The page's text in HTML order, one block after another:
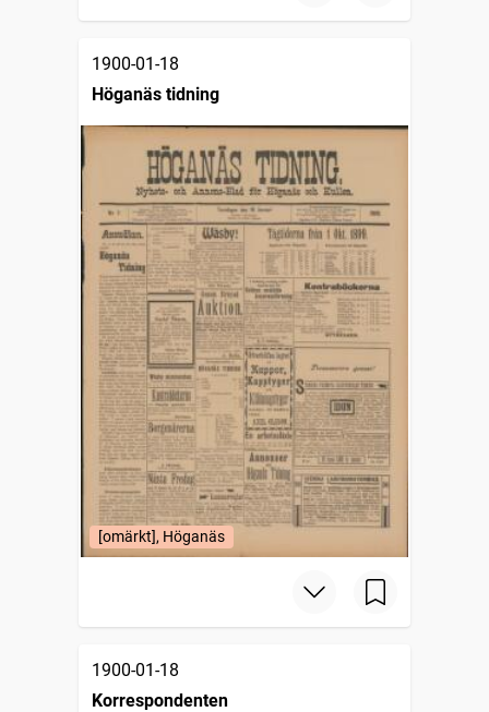
1900-01-18
Höganäs tidning
[omärkt], Höganäs
1900-01-18
Korrespondenten